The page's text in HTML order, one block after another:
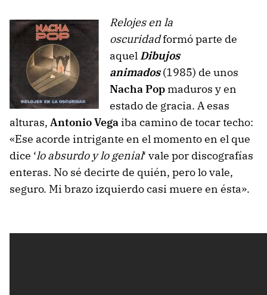
Relojes en la
oscuridadformó parte de
aquel Dibujos
animados(1985) de unos
Nacha Popmaduros y en
estado de gracia. A esas
alturas, Antonio Vegaiba camino de tocar techo:
«Ese acorde intrigante en el momento en el que
dice ‘lo absurdo y lo genial‘ vale por discografías
enteras. No sé decirte de quién, pero lo vale,
seguro. Mi brazo izquierdo casi muere en ésta».